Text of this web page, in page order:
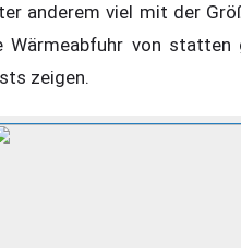
anderem viel mit der
Wärmeabfuhr von
zeigen.